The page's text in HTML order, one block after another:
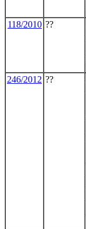
118/2010 ??
246/2012 ??